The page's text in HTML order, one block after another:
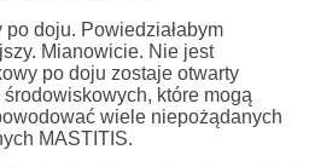
po doju. Powiedziałabym
Mianowicie. Nie jest
po doju zostaje otwarty
które mogą
wiele niepożądanych
MASTITIS.